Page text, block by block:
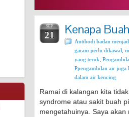
SEP
21 Kenapa
Antibodi badan
garam perlu dikawal
yang teruk
Ppengambilan air juga
dalam air kencing
Ramai di kalangan kita
syndrome atau sakit buah
mengetahuinya. Saya